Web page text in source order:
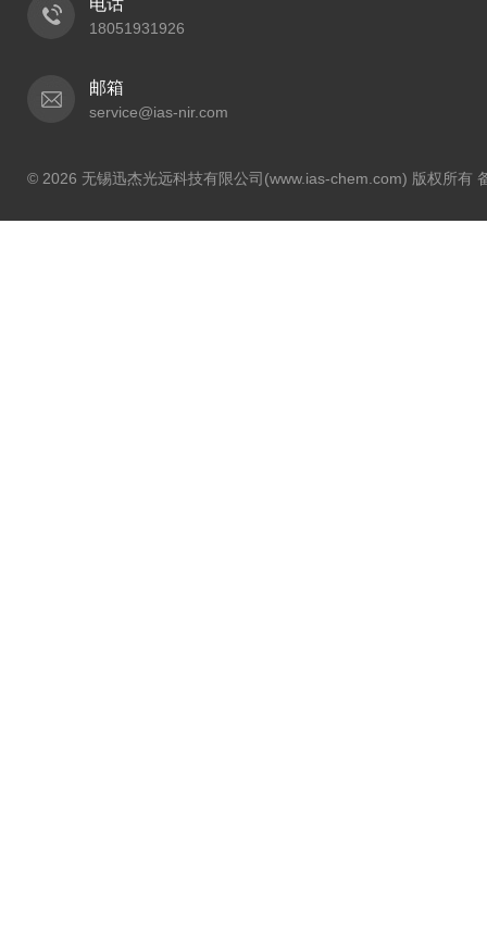
18051931926
邮箱
service@ias-nir.com
© 2026 无锡迅杰光远科技有限公司(www.ias-chem.com) 版权所有